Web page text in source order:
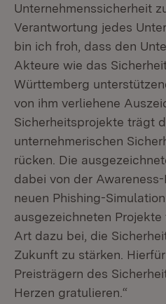
Unternehmenssicherheit
Verantwortung jedes
bin ich froh, dass den
Akteure wie das
Württemberg
von ihm verliehene
Sicherheitsprojekte trägt
unternehmerischen
rücken. Die
dabei von der
neuen Phishing-
ausgezeichneten
Art dazu bei, die
Zukunft zu stärken.
Preisträgern des
Herzen gratulieren.“